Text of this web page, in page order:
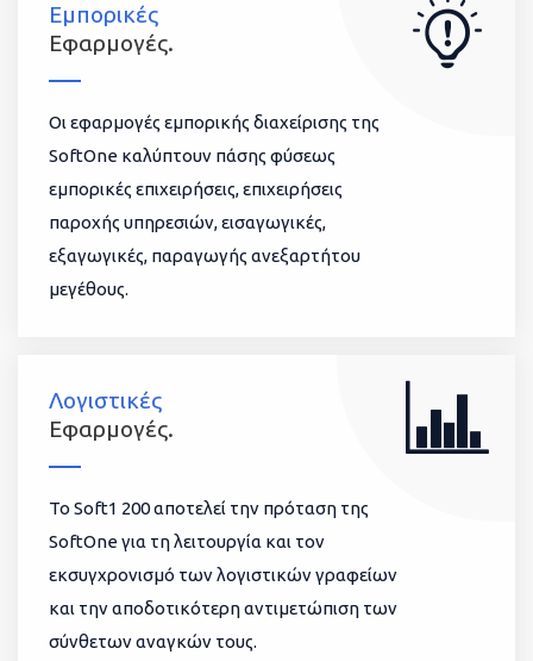
Εμπορικές
Εφαρμογές.
Οι εφαρμογές εμπορικής διαχείρισης της
SoftOne καλύπτουν πάσης φύσεως
εμπορικές επιχειρήσεις, επιχειρήσεις
παροχής υπηρεσιών, εισαγωγικές,
εξαγωγικές, παραγωγής ανεξαρτήτου
μεγέθους.
Λογιστικές
Εφαρμογές.
To Soft1 200 αποτελεί την πρόταση της
SoftOne για τη λειτουργία και τον
εκσυγχρονισμό των λογιστικών γραφείων
και την αποδοτικότερη αντιμετώπιση των
σύνθετων αναγκών τους.